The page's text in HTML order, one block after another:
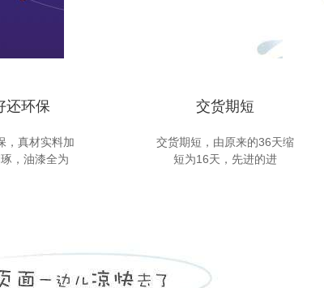
还环保
，真材实料加
，油漆全为
交货期短
交货期短，由原来的36天缩
短为16天，先进的进